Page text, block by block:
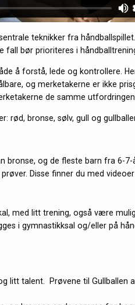
teknikker fra
fall bør prioriteres i
å forstå, lede og kontrollere.
og merketakerne er ikke
de samme
rød, bronse, sølv, gull og
bronse, og de fleste barn fra 6-7-
Disse finner du med
med litt trening, også være
i gymnastikksal og/eller på
litt talent. Prøvene til Gullballen